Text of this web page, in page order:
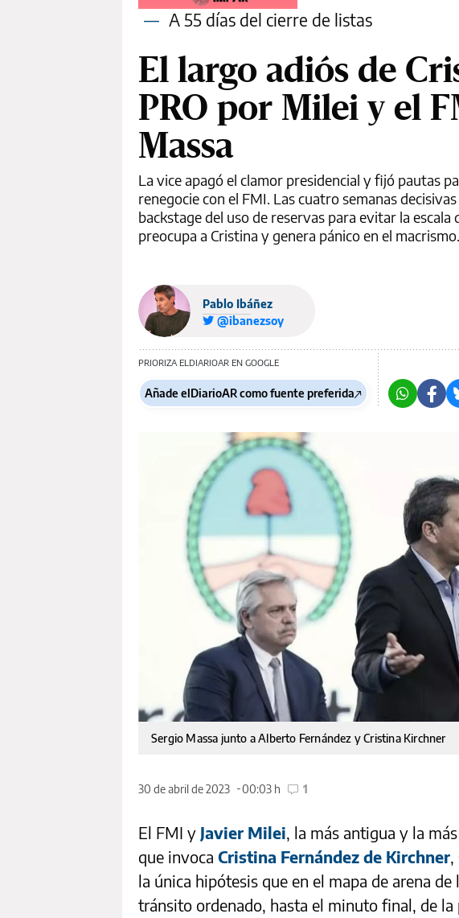
— A 55 días del cierre de listas
El largo adiós de
PRO por Milei y el
Massa
La vice apagó el clamor presidencial y fijó pautas
renegocie con el FMI. Las cuatro semanas
backstage del uso de reservas para evitar la
preocupa a Cristina y genera pánico en el macrismo.
Pablo Ibáñez
@ibanezsoy
PRIORIZA ELDIARIOAR EN GOOGLE
Añade elDiarioAR como fuente preferida
Sergio Massa junto a Alberto Fernández y Cristina Kirchner
30 de abril de 2023 00:03 h 1
El FMI y Javier Milei, la más antigua y la
que invoca Cristina Fernández de Kirchner,
la única hipótesis que en el mapa de arena
tránsito ordenado, hasta el minuto final, de